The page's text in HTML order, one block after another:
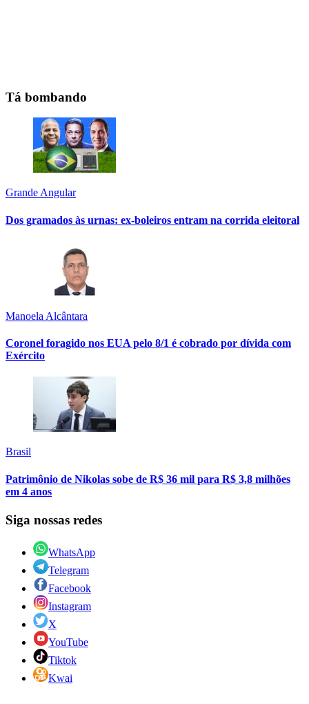
Tá bombando
Grande Angular
Dos gramados às urnas: ex-boleiros entram na corrida eleitoral
Manoela Alcântara
Coronel foragido nos EUA pelo 8/1 é cobrado por dívida com
Exército
Brasil
Patrimônio de Nikolas sobe de R$ 36 mil para R$ 3,8 milhões
em 4 anos
Siga nossas redes
WhatsApp
Telegram
Facebook
Instagram
X
YouTube
Tiktok
Kwai